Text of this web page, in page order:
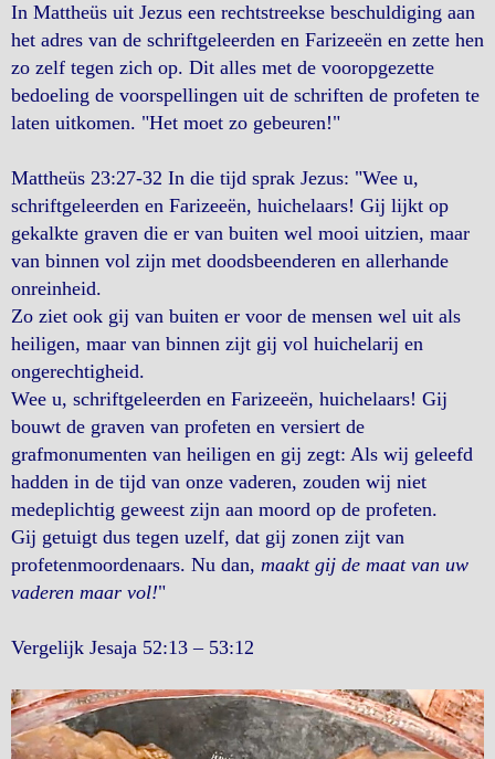
In Mattheüs uit Jezus een rechtstreekse beschuldiging aan
het adres van de schriftgeleerden en Farizeeën en zette hen
zo zelf tegen zich op. Dit alles met de vooropgezette
bedoeling de voorspellingen uit de schriften de profeten te
laten uitkomen. "Het moet zo gebeuren!"
Mattheüs 23:27-32 In die tijd sprak Jezus: "Wee u,
schriftgeleerden en Farizeeën, huichelaars! Gij lijkt op
gekalkte graven die er van buiten wel mooi uitzien, maar
van binnen vol zijn met doodsbeenderen en allerhande
onreinheid.
Zo ziet ook gij van buiten er voor de mensen wel uit als
heiligen, maar van binnen zijt gij vol huichelarij en
ongerechtigheid.
Wee u, schriftgeleerden en Farizeeën, huichelaars! Gij
bouwt de graven van profeten en versiert de
grafmonumenten van heiligen en gij zegt: Als wij geleefd
hadden in de tijd van onze vaderen, zouden wij niet
medeplichtig geweest zijn aan moord op de profeten.
Gij getuigt dus tegen uzelf, dat gij zonen zijt van
profetenmoordenaars. Nu dan, maakt gij de maat van uw
vaderen maar vol!"
Vergelijk Jesaja 52:13 – 53:12